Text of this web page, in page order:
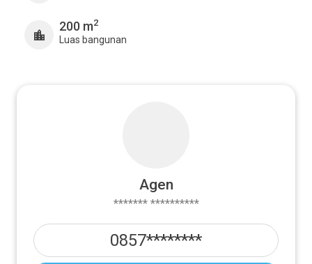
200 m2
Luas bangunan
Agen
******* **********
0857********